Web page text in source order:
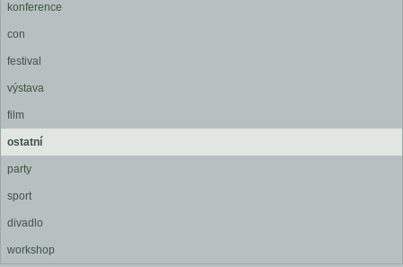
konference
con
festival
výstava
film
ostatní
party
sport
divadlo
workshop